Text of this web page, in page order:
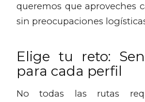
queremos que aproveches
sin preocupaciones
Elige tu reto:
para cada perfil
No todas las rutas